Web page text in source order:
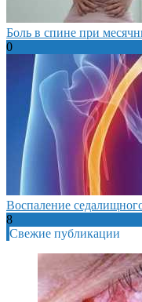
Боль в спине при
0
Воспаление
8
Свежие публикации